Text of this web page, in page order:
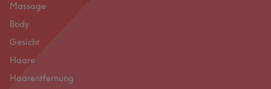
Massage
Body
Gesicht
Haare
Haarentfernung